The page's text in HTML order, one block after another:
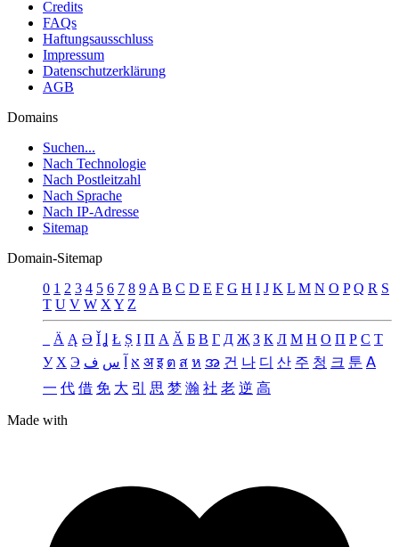
Credits
FAQs
Haftungsausschluss
Impressum
Datenschutzerklärung
AGB
Domains
Suchen...
Nach Technologie
Nach Postleitzahl
Nach Sprache
Nach IP-Adresse
Sitemap
Domain-Sitemap
0 1 2 3 4 5 6 7 8 9 A B C D E F G H I J K L M N O P Q R S
T U V W X Y Z
Ä Ą Ə Ǐ Ʝ Ł Ș Ι Π А Ӑ Б В Г Д Җ З К Л М Н О П Р С Т
У Х Э א س ف अ इ ต ส ห အ 건 나 디 산 주 청 크 툰 ꓮ
一 代 借 免 大 引 思 梦 瀚 社 老 逆 高
Made with